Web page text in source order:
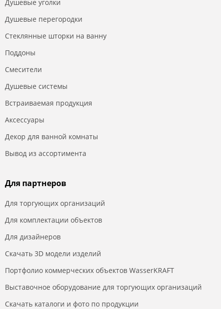
Душевые уголки
Душевые перегородки
Стеклянные шторки на ванну
Поддоны
Смесители
Душевые системы
Встраиваемая продукция
Аксессуары
Декор для ванной комнаты
Вывод из ассортимента
Для партнеров
Для торгующих организаций
Для комплектации объектов
Для дизайнеров
Скачать 3D модели изделий
Портфолио коммерческих объектов WasserKRAFT
Выставочное оборудование для торгующих организаций
Скачать каталоги и фото по продукции